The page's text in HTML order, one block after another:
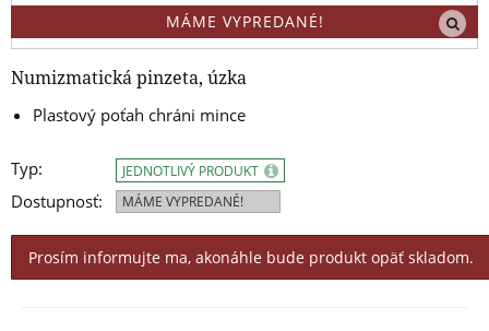
MÁME VYPREDANÉ!
Numizmatická pinzeta, úzka
Plastový poťah chráni mince
Typ:
Dostupnosť:
JEDNOTLIVÝ PRODUKT
MÁME VYPREDANÉ!
Prosím informujte ma, akonáhle bude produkt opäť skladom.